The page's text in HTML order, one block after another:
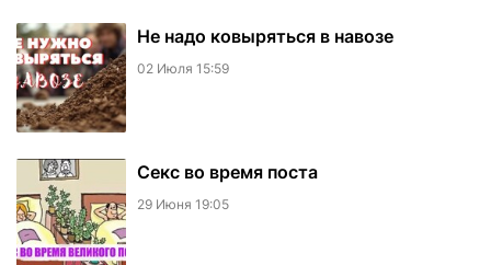
Не надо ковыряться в навозе
02 Июля 15:59
Секс во время поста
29 Июня 19:05